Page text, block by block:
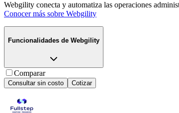
Webgility conecta y automatiza las operaciones
Conocer más sobre Webgility
Funcionalidades de Webgility
Comparar
Consultar sin costo Cotizar